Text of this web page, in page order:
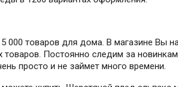
товаров для дома. В магазине Вы
Постоянно следим за
просто и не займет много времени.